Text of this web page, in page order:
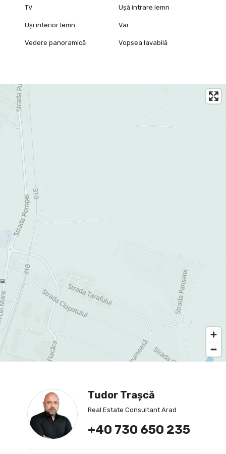
TV Ușă intrare lemn
Uși interior lemn Var
Vedere panoramică Vopsea lavabilă
Tudor Trașcă
Real Estate Consultant Arad
+40 730 650 235